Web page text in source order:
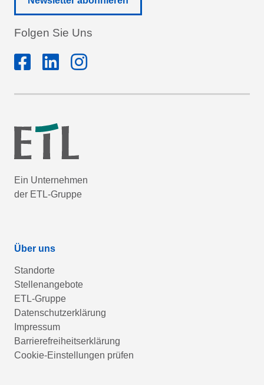
Folgen Sie Uns
Ein Unternehmen
der ETL-Gruppe
Über uns
Standorte
Stellenangebote
ETL-Gruppe
Datenschutzerklärung
Impressum
Barrierefreiheitserklärung
Cookie-Einstellungen prüfen